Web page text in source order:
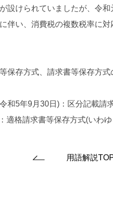
設けられていましたが、令
伴い、消費税の複数税率に
保存方式、請求書等保存方式
和5年9月30日)：区分記載請
適格請求書等保存方式(いわ
用語解説